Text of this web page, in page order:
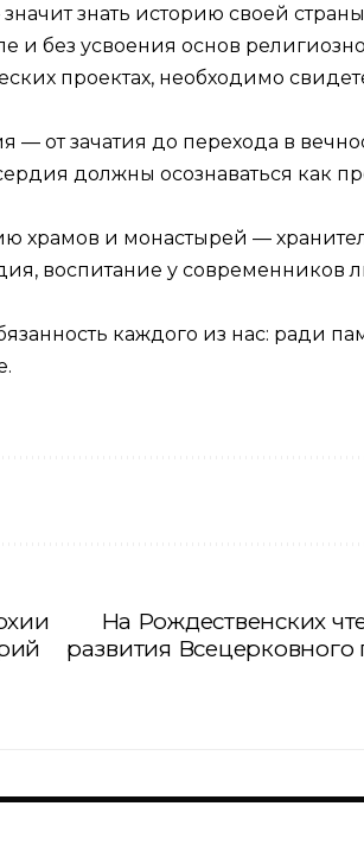
знать историю своей
и без усвоения основ
проектах, необходимо
от зачатия до перехода в
должны осознаваться как
храмов и монастырей —
воспитание у современников
каждого из нас: ради
На Рождественских
развития